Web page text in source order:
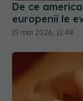
De ce
europenii le
19 mai 2026, 11:48